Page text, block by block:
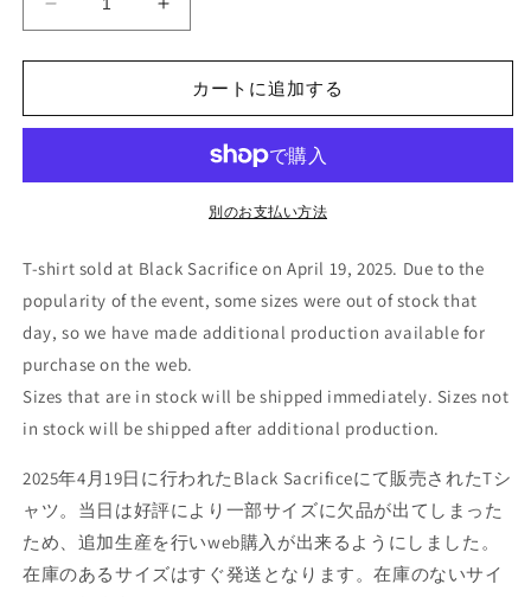
切
れ
て
い
る
か
販
売
で
き
ん
Yvonxhe
-
&quot;
端
(T-
Shirt
:
の
数
量
減
ら
す
Yvonxhe
-
&quot;
端
Heresy
(T-
Shirt
:
の
数
量
増
や
す
カートに追加する
別のお支払い方法
T-shirt sold at Black Sacrifice on April 19, 2025. Due to the
popularity of the event, some sizes were out of stock that
day, so we have made additional production available for
purchase on the web.
Sizes that are in stock will be shipped immediately. Sizes not
in stock will be shipped after additional production.
2025年4月19日に行われたBlack Sacrificeにて販売されたTシ
ャツ。当日は好評により一部サイズに欠品が出てしまった
ため、追加生産を行いweb購入が出来るようにしました。
在庫のあるサイズはすぐ発送となります。在庫のないサイ